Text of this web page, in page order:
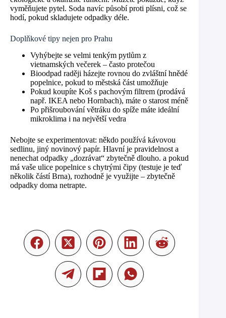
vyměňujete pytel. Soda navíc působí proti plísni, což se
hodí, pokud skladujete odpadky déle.
Doplňkové tipy nejen pro Prahu
Vyhýbejte se velmi tenkým pytlům z
vietnamských večerek – často protečou
Bioodpad raději házejte rovnou do zvláštní hnědé
popelnice, pokud to městská část umožňuje
Pokud koupíte Koš s pachovým filtrem (prodává
např. IKEA nebo Hornbach), máte o starost méně
Po přišroubování větráku do spíže máte ideální
mikroklima i na největší vedra
Nebojte se experimentovat: někdo používá kávovou
sedlinu, jiný novinový papír. Hlavní je pravidelnost a
nenechat odpadky „dozrávat“ zbytečně dlouho. a pokud
má vaše ulice popelnice s chytrými čipy (testuje je teď
několik částí Brna), rozhodně je využijte – zbytečně
odpadky doma netrapte.